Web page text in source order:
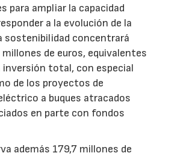
para ampliar la capacidad
a la evolución de la
sostenibilidad concentrará
de euros, equivalentes
inversión total, con especial
de los proyectos de
a buques atracados
en parte con fondos
además 179,7 millones de